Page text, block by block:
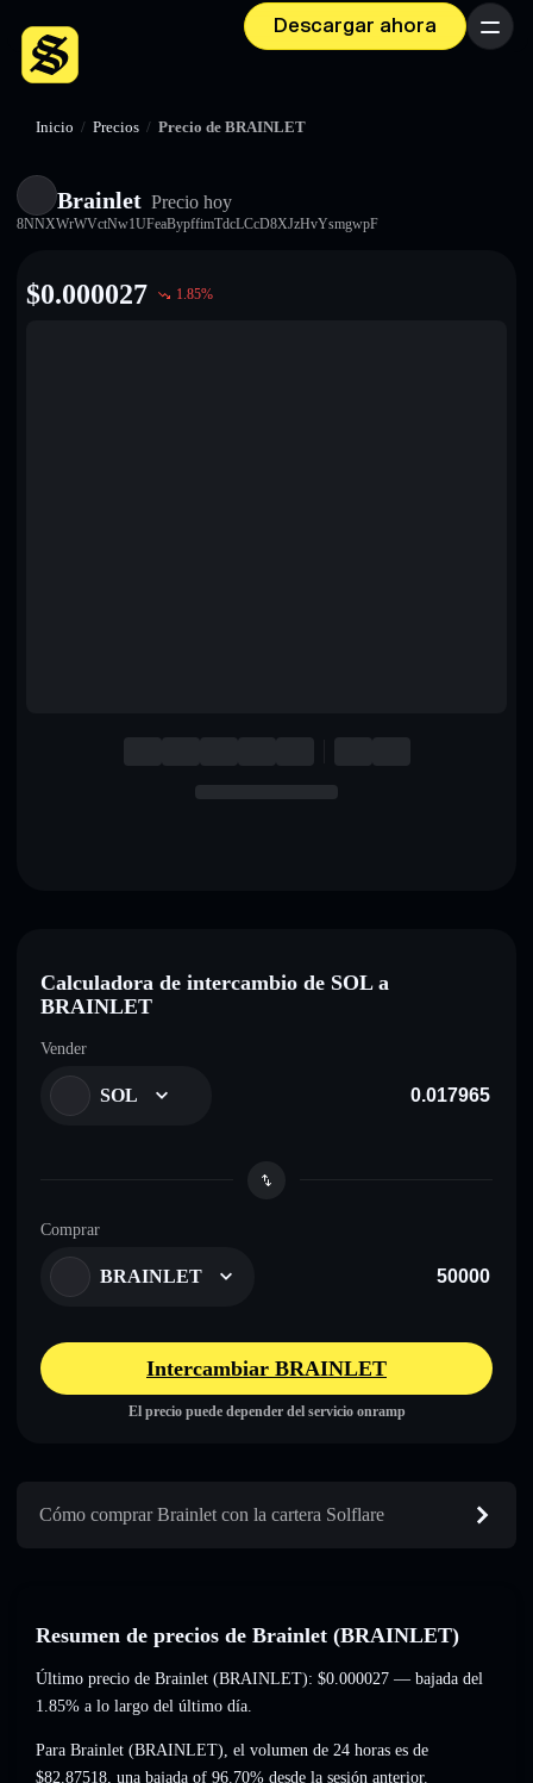
Descargar ahora Menú
Inicio / Precios / Precio de BRAINLET
Brainlet Precio hoy
8NNXWrWVctNw1UFeaBypffimTdcLCcD8XJzHvYsmgwpF
$0.000027 1.85%
Calculadora de intercambio de SOL a
BRAINLET
Vender
SOL
Comprar
BRAINLET
Intercambiar BRAINLET
El precio puede depender del servicio onramp
Cómo comprar Brainlet con la cartera Solflare
Resumen de precios de Brainlet (BRAINLET)
Último precio de Brainlet (BRAINLET): $0.000027 — bajada del
1.85% a lo largo del último día.
Para Brainlet (BRAINLET), el volumen de 24 horas es de
$82.87518, una bajada of 96.70% desde la sesión anterior.